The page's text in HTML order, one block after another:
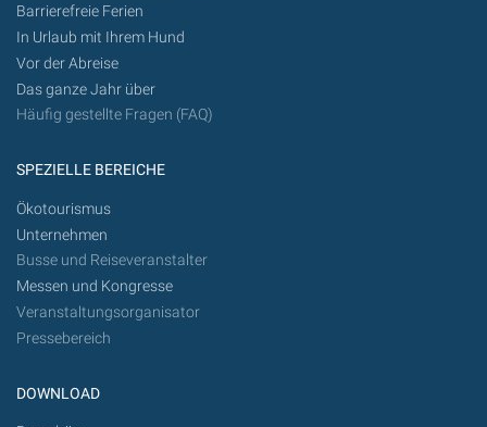
Barrierefreie Ferien
In Urlaub mit Ihrem Hund
Vor der Abreise
Das ganze Jahr über
Häufig gestellte Fragen (FAQ)
SPEZIELLE BEREICHE
Ökotourismus
Unternehmen
Busse und Reiseveranstalter
Messen und Kongresse
Veranstaltungsorganisator
Pressebereich
DOWNLOAD